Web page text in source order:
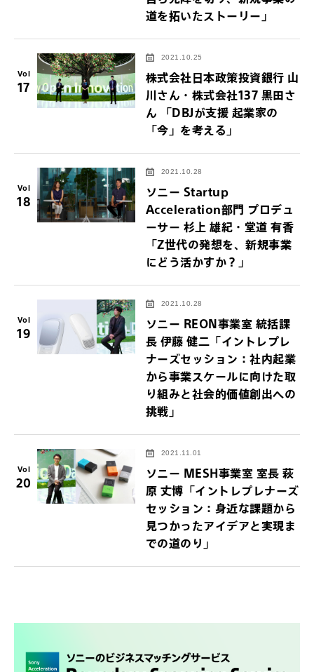
道を拓いたストーリー」
Vol
17
2021.10.25
株式会社日本政策投資銀行 山
川さん・株式会社137 黒田さ
ん 「DBJが支援 起業家の
「今」を考える」
Vol
18
2021.10.28
ソニー Startup
Acceleration部門 プロデュ
ーサー 杉上 雄紀・堂道 有香
「Z世代の発想を、新規事業
にどう活かすか？」
Vol
19
2021.10.28
ソニー REON事業室 統括課
長 伊藤 健二「イントレプレ
ナーズセッション：社内起業
から事業スケールに向けた取
り組みと社会的価値創出への
挑戦」
Vol
20
2021.11.01
ソニー MESH事業室 室長 萩
原 丈博「イントレプレナーズ
セッション：身近な課題から
見つかったアイデアと実現ま
での道のり」